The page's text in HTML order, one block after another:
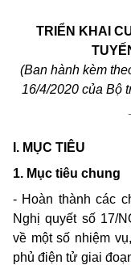
TRIỂN KHAI
(Ban hành kèm
16/4/2020 của Bộ
I. MỤC TIÊU
1. Mục tiêu chung
- Hoàn thành các
Nghị quyết số 17/
về một số nhiệm
phủ điện tử giai